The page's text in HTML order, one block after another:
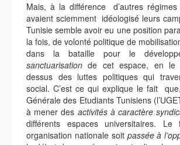
Mais, à la différence d’autres
avaient sciemment idéologisé leurs
Tunisie semble avoir eu une position
la fois, de volonté politique de
dans la bataille pour le
sanctuarisationde cet espace, en le
dessus des luttes politiques qui
social. C’est ce qui explique le fait
Générale des Etudiants Tunisiens
à mener des activités à caractère
différents espaces universitaires.
organisation nationale soit passée à